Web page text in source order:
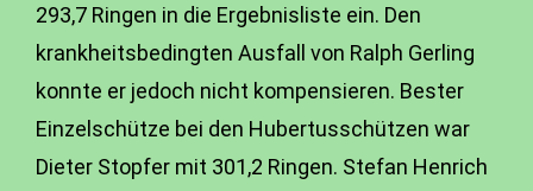
293,7 Ringen in die Ergebnisliste ein. Den
krankheitsbedingten Ausfall von Ralph Gerling
konnte er jedoch nicht kompensieren. Bester
Einzelschütze bei den Hubertusschützen war
Dieter Stopfer mit 301,2 Ringen. Stefan Henrich